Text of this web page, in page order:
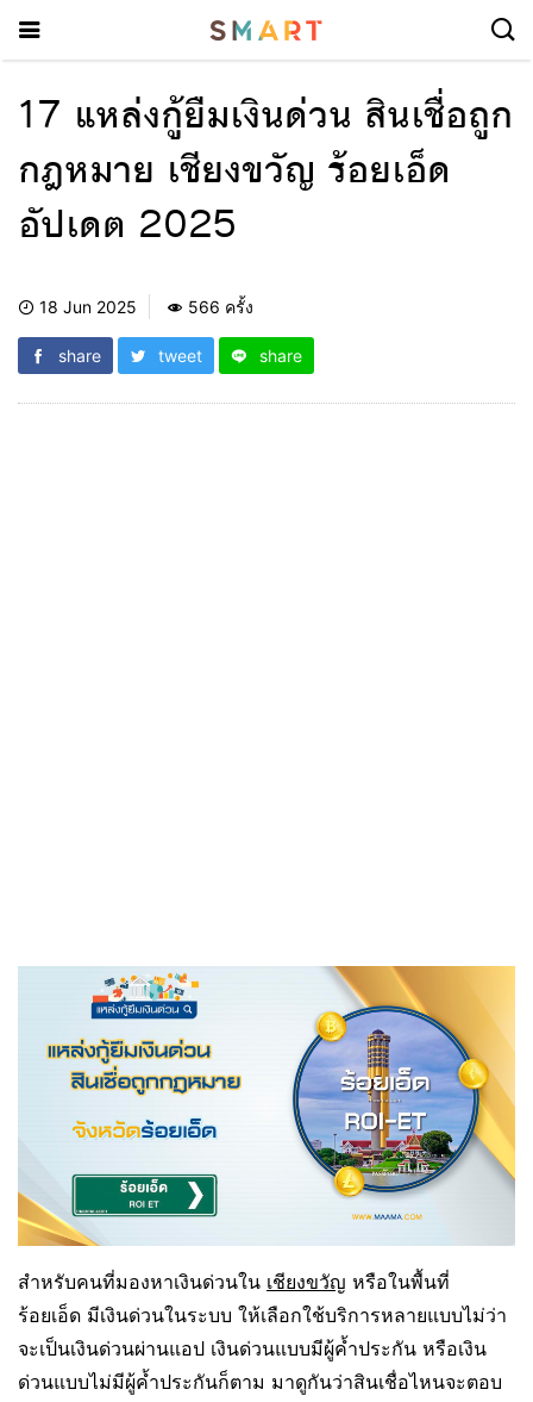
17 แหล่งกู้ยืมเงินด่วน สินเชื่อถูก
กฎหมาย เชียงขวัญ ร้อยเอ็ด
อัปเดต 2025
18 Jun 2025 566 ครั้ง
share tweet share
สำหรับคนที่มองหาเงินด่วนใน เชียงขวัญ หรือในพื้นที่
ร้อยเอ็ด มีเงินด่วนในระบบ ให้เลือกใช้บริการหลายแบบไม่ว่า
จะเป็นเงินด่วนผ่านแอป เงินด่วนแบบมีผู้ค้ำประกัน หรือเงิน
ด่วนแบบไม่มีผู้ค้ำประกันก็ตาม มาดูกันว่าสินเชื่อไหนจะตอบ